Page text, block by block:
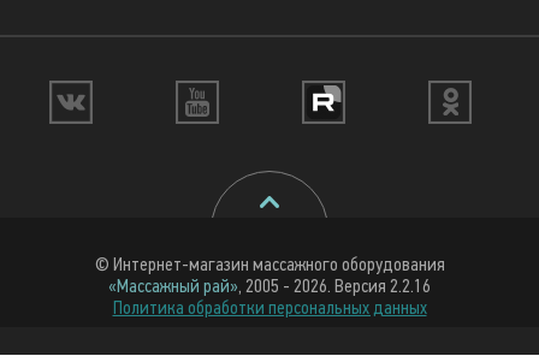
© Интернет-магазин массажного оборудования
«Массажный рай», 2005 - 2026. Версия 2.2.16
Политика обработки персональных данных